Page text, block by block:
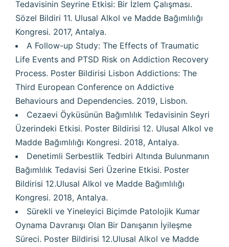
Tedavisinin Seyrine Etkisi: Bir İzlem Çalışması.
Sözel Bildiri 11. Ulusal Alkol ve Madde Bağımlılığı
Kongresi. 2017, Antalya.
A Follow-up Study: The Effects of Traumatic
Life Events and PTSD Risk on Addiction Recovery
Process. Poster Bildirisi Lisbon Addictions: The
Third European Conference on Addictive
Behaviours and Dependencies. 2019, Lisbon.
Cezaevi Öyküsünün Bağımlılık Tedavisinin Seyri
Üzerindeki Etkisi. Poster Bildirisi 12. Ulusal Alkol ve
Madde Bağımlılığı Kongresi. 2018, Antalya.
Denetimli Serbestlik Tedbiri Altında Bulunmanın
Bağımlılık Tedavisi Seri Üzerine Etkisi. Poster
Bildirisi 12.Ulusal Alkol ve Madde Bağımlılığı
Kongresi. 2018, Antalya.
Sürekli ve Yineleyici Biçimde Patolojik Kumar
Oynama Davranışı Olan Bir Danışanın İyileşme
Süreci. Poster Bildirisi 12.Ulusal Alkol ve Madde